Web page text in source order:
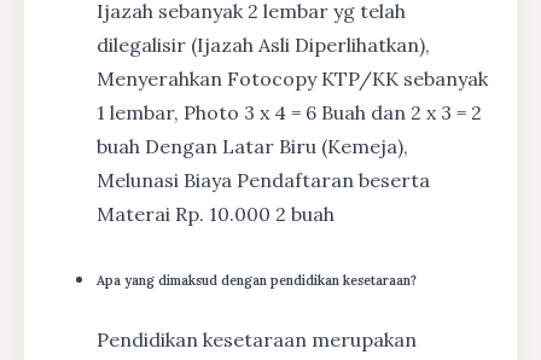
Ijazah sebanyak 2 lembar yg telah
dilegalisir (Ijazah Asli Diperlihatkan),
Menyerahkan Fotocopy KTP/KK sebanyak
1 lembar, Photo 3 x 4 = 6 Buah dan 2 x 3 = 2
buah Dengan Latar Biru (Kemeja),
Melunasi Biaya Pendaftaran beserta
Materai Rp. 10.000 2 buah
Apa yang dimaksud dengan pendidikan kesetaraan?
Pendidikan kesetaraan merupakan